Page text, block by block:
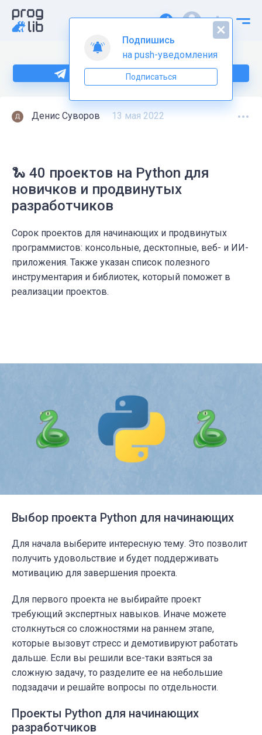
Больше информации по Python тут
Денис Суворов 13 мая 2022
🐍 40 проектов на Python для
новичков и продвинутых
разработчиков
Сорок проектов для начинающих и продвинутых
программистов: консольные, десктопные, веб- и ИИ-
приложения. Также указан список полезного
инструментария и библиотек, который поможет в
реализации проектов.
Выбор проекта Python для начинающих
Для начала выберите интересную тему. Это позволит
получить удовольствие и будет поддерживать
мотивацию для завершения проекта.
Для первого проекта не выбирайте проект
требующий экспертных навыков. Иначе можете
столкнуться со сложностями на раннем этапе,
которые вызовут стресс и демотивируют работать
дальше. Если вы решили все-таки взяться за
сложную задачу, то разделите ее на небольшие
подзадачи и решайте вопросы по отдельности.
Проекты Python для начинающих
разработчиков
Подпишись
на push-уведомления
Подписаться